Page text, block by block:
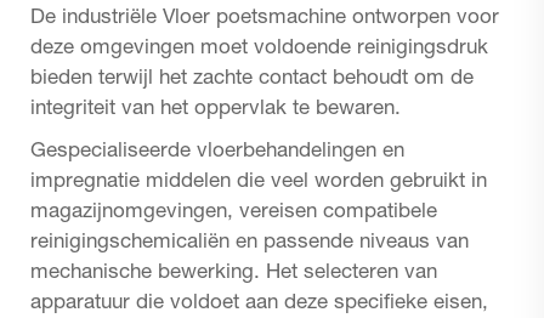
De industriële Vloer poetsmachine ontworpen voor
deze omgevingen moet voldoende reinigingsdruk
bieden terwijl het zachte contact behoudt om de
integriteit van het oppervlak te bewaren.
Gespecialiseerde vloerbehandelingen en
impregnatie middelen die veel worden gebruikt in
magazijnomgevingen, vereisen compatibele
reinigingschemicaliën en passende niveaus van
mechanische bewerking. Het selecteren van
apparatuur die voldoet aan deze specifieke eisen,